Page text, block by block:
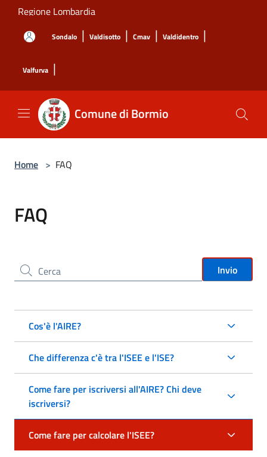
Salta al contenuto principale
Regione Lombardia
Sondalo | Valdisotto | Cmav | Valdidentro |
Valfurva |
Comune di Bormio
Home > FAQ
FAQ
Cerca nel sito Invio
Cos'è l'AIRE?
Che differenza c'è tra l'ISEE e l'ISE?
Come fare per iscriversi all'AIRE? Chi deve
iscriversi?
Come fare per calcolare l'ISEE?